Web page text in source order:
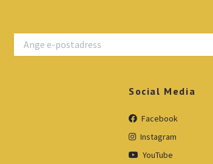
Social Media
Facebook
Instagram
YouTube